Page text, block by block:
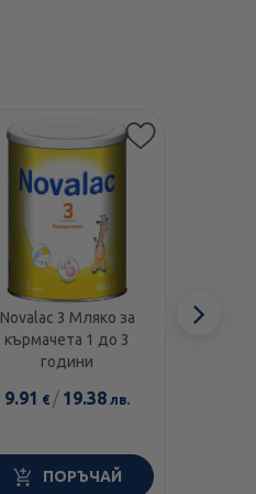
Novalac 3 Мляко за
кърмачета 1 до 3
години
9.91 € / 19.38 лв.
ПОРЪЧАЙ